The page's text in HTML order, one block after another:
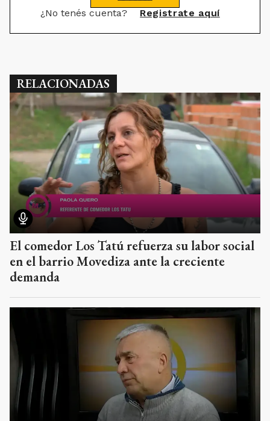
¿No tenés cuenta? Registrate aquí
RELACIONADAS
El comedor Los Tatú refuerza su labor social
en el barrio Movediza ante la creciente
demanda